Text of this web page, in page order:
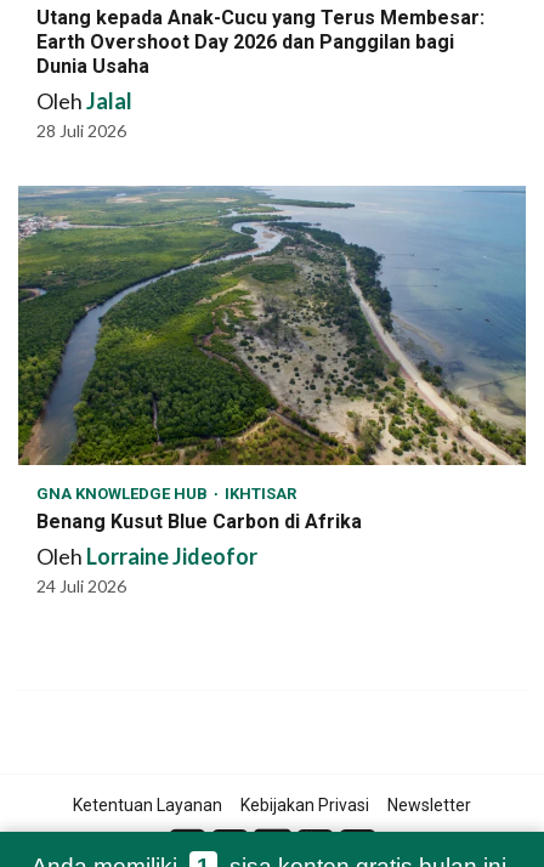
Utang kepada Anak-Cucu yang Terus Membesar:
Earth Overshoot Day 2026 dan Panggilan bagi
Dunia Usaha
OlehJalal
28 Juli 2026
GNA KNOWLEDGE HUB IKHTISAR
Benang Kusut Blue Carbon di Afrika
Oleh Lorraine Jideofor
24 Juli 2026
Ketentuan Layanan Kebijakan Privasi Newsletter